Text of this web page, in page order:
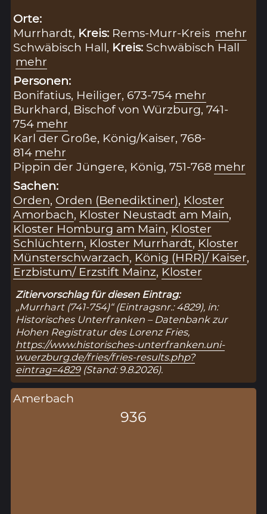
Orte:
Murrhardt, Kreis: Rems-Murr-Kreis mehr
Schwäbisch Hall, Kreis: Schwäbisch Hall
mehr
Personen:
Bonifatius, Heiliger, 673-754 mehr
Burkhard, Bischof von Würzburg, 741-
754 mehr
Karl der Große, König/Kaiser, 768-
814 mehr
Pippin der Jüngere, König, 751-768 mehr
Sachen:
Orden, Orden (Benediktiner), Kloster
Amorbach, Kloster Neustadt am Main,
Kloster Homburg am Main, Kloster
Schlüchtern, Kloster Murrhardt, Kloster
Münsterschwarzach, König (HRR)/ Kaiser,
Erzbistum/ Erzstift Mainz, Kloster
Zitiervorschlag für diesen Eintrag:
„Murrhart (741-754)“ (Eintragsnr.: 4829), in:
Historisches Unterfranken – Datenbank zur
Hohen Registratur des Lorenz Fries,
https://www.historisches-unterfranken.uni-
wuerzburg.de/fries/fries-results.php?
eintrag=4829(Stand: 9.8.2026).
Amerbach
936